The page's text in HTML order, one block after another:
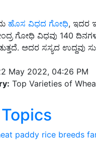
ಗೋಧಿ ವಿಧವು 140
ಅದರ ಸಸ್ಯದ
Top Varieties of
paddy rice